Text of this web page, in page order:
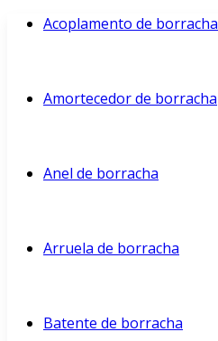
Acoplamento de borracha
Amortecedor de borracha
Anel de borracha
Arruela de borracha
Batente de borracha